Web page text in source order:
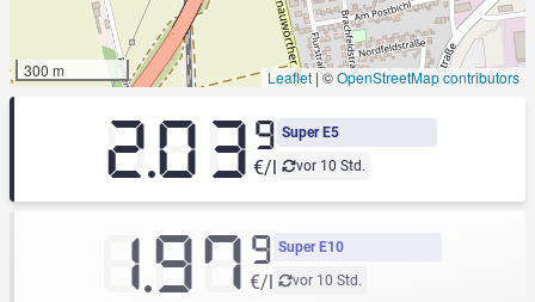
300 m Leaflet |©OpenStreetMap contributors
Super E5
vor 10 Std.
2.039
€/l
Super E10
vor 10 Std.
1.97 9
€/l